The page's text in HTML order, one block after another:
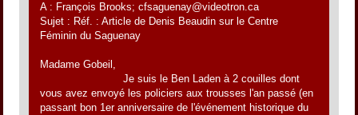
A : François Brooks; cfsaguenay@videotron.ca
Sujet : Réf. : Article de Denis Beaudin sur le Centre
Féminin du Saguenay
Madame Gobeil,
Je suis le Ben Laden à 2 couilles dont
vous avez envoyé les policiers aux trousses l'an passé (en
passant bon 1er anniversaire de l'événement historique du